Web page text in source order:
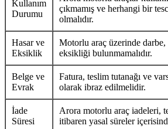
Kullanım
Durumu
çıkmamış ve herhangi bir
olmalıdır.
Hasar ve
Eksiklik
Motorlu araç üzerinde darbe,
eksikliği bulunmamalıdır.
Belge ve
Evrak
Fatura, teslim tutanağı ve
olarak ibraz edilmelidir.
İade
Süresi
Arora motorlu araç iadeleri,
itibaren yasal süreler